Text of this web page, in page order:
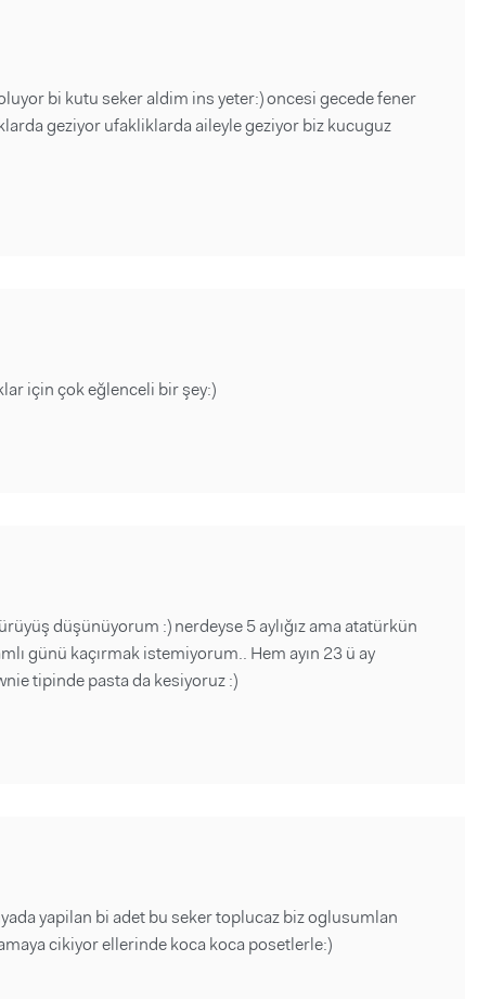
bi kutu seker aldim ins yeter:) oncesi gecede fener
geziyor ufakliklarda aileyle geziyor biz kucuguz
için çok eğlenceli bir şey:)
düşünüyorum :) nerdeyse 5 aylığız ama atatürkün
günü kaçırmak istemiyorum.. Hem ayın 23 ü ay
tipinde pasta da kesiyoruz :)
yapilan bi adet bu seker toplucaz biz oglusumlan
cikiyor ellerinde koca koca posetlerle:)